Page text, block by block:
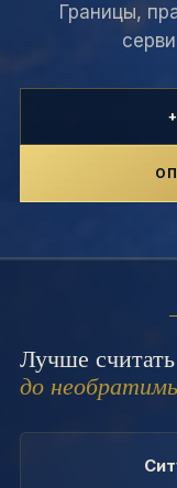
Границы,
Лучше
до